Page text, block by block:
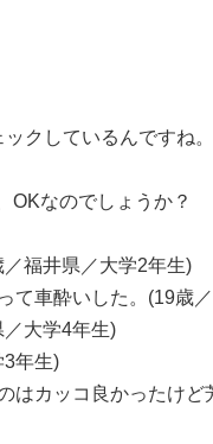
クしているんですね。
OKなのでしょうか？
福井県／大学2年生)
て車酔いした。(19歳
大学4年生)
3年生)
はカッコ良かったけど